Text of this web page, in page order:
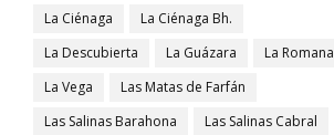
La Ciénaga
La Ciénaga Bh.
La Descubierta
La Guázara
La Romana
La Vega
Las Matas de Farfán
Las Salinas Barahona
Las Salinas Cabral